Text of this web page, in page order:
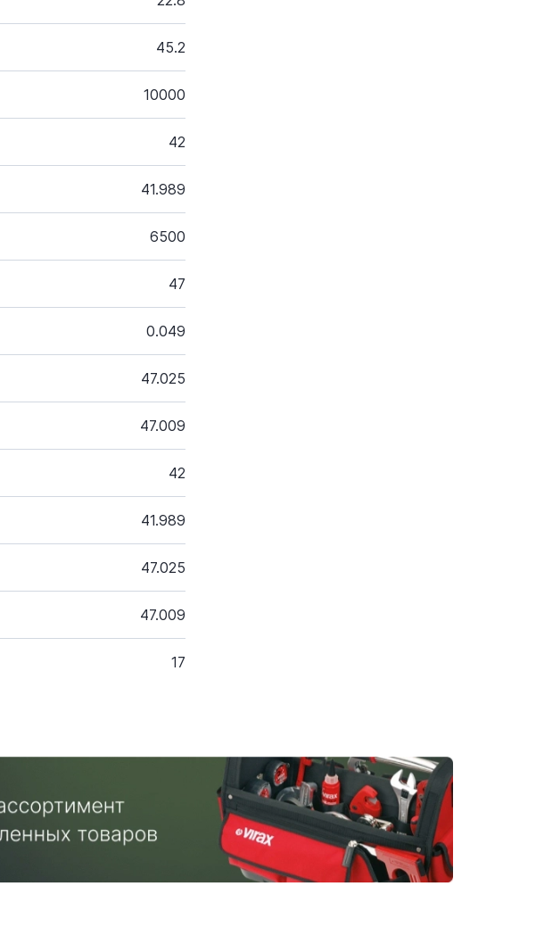
45.2
10000
42
41.989
6500
47
0.049
47.025
47.009
42
41.989
47.025
47.009
17